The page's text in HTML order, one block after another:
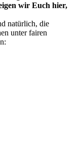
wir Euch hier,
natürlich, die
unter fairen